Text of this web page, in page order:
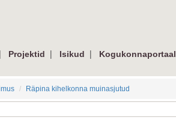
| Projektid | Isikud |
Kogukonnaportaal
Räpina kihelkonna muinasjutud